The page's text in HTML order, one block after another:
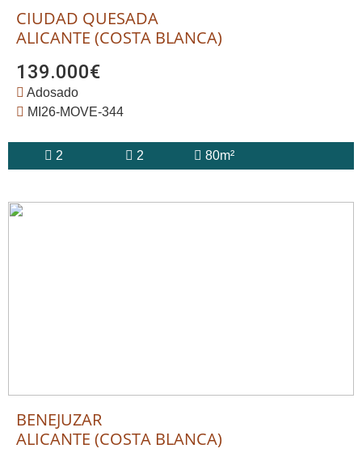
CIUDAD QUESADA
ALICANTE (COSTA BLANCA)
139.000€
Adosado
MI26-MOVE-344
2 2 80m²
BENEJUZAR
ALICANTE (COSTA BLANCA)